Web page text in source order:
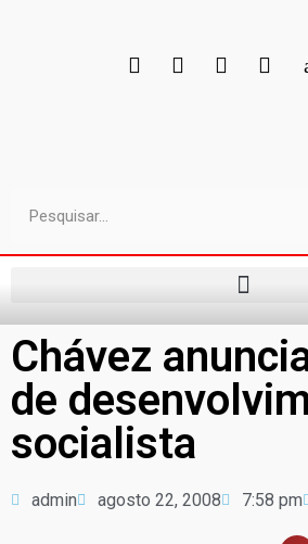
Chávez
de
socialista
admin agosto 22, 2008 7:58 pm